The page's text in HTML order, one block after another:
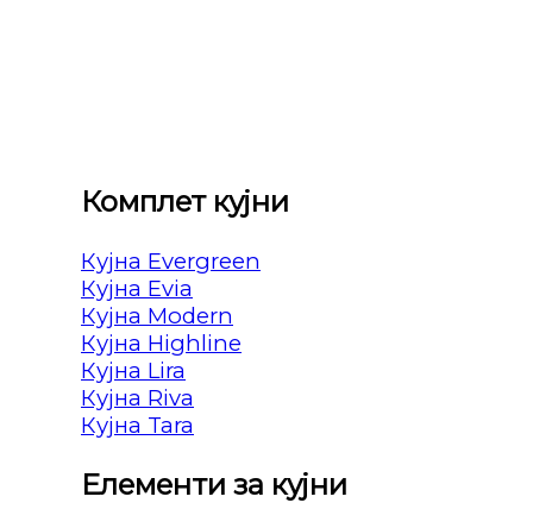
Комплет кујни
Кујна Evergreen
Кујна Evia
Кујна Modern
Кујна Highline
Кујна Lira
Кујна Riva
Кујна Tara
Елементи за кујни